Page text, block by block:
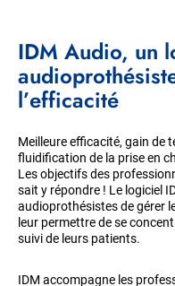
IDM Audio, un
l’efficacité
Meilleure efficacité, gain de
fluidification de la prise en
Les objectifs des
sait y répondre ! Le logiciel
audioprothésistes de gérer
leur permettre de se
suivi de leurs patients.
IDM accompagne les